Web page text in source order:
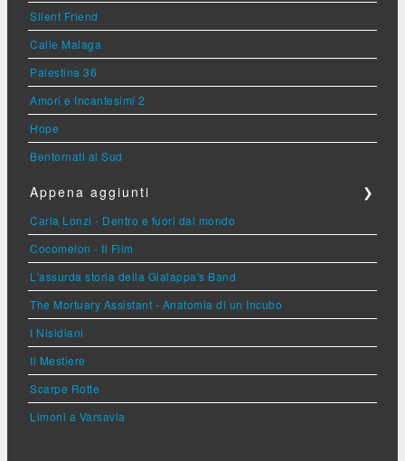
Silent Friend
Calle Malaga
Palestina 36
Amori e Incantesimi 2
Hope
Bentornati al Sud
Appena aggiunti ❯
Carla Lonzi - Dentro e fuori dal mondo
Cocomelon - Il Film
L'assurda storia della Gialappa's Band
The Mortuary Assistant - Anatomia di un Incubo
I Nisidiani
Il Mestiere
Scarpe Rotte
Limoni a Varsavia